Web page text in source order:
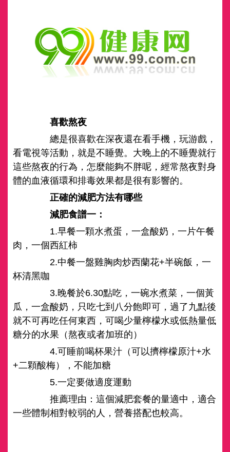
喜歡熬夜
總是很喜歡在深夜還在看手機，玩游戲，
看電視等活動，就是不睡覺。大晚上的不睡覺就行
這些熬夜的行為，怎麼能夠不胖呢，經常熬夜對身
體的血液循環和排毒效果都是很有影響的。
正確的減肥方法有哪些
減肥食譜一：
1.早餐一顆水煮蛋，一盒酸奶，一片午餐
肉，一個西紅柿
2.中餐一盤雞胸肉炒西蘭花+半碗飯，一
杯清黑咖
3.晚餐於6.30點吃，一碗水煮菜，一個黃
瓜，一盒酸奶，只吃七到八分飽即可，過了九點後
就不可再吃任何東西，可喝少量檸檬水或低熱量低
糖分的水果（熬夜或者加班的）
4.可睡前喝杯果汁（可以擠檸檬原汁+水
+二顆酸梅），不能加糖
5.一定要做適度運動
推薦理由：這個減肥套餐的量適中，適合
一些體制相對較弱的人，營養搭配也較高。